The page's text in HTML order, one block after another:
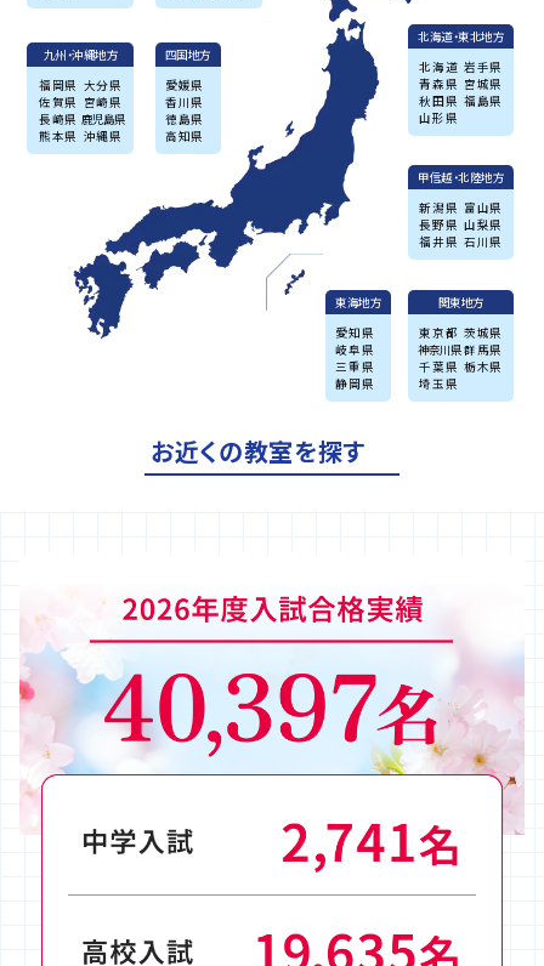
北海道・東北地方
北海道 岩手県
青森県 宮城県
秋田県 福島県
山形県
甲信越・北陸地方
新潟県 富山県
長野県 山梨県
福井県 石川県
関東地方
東京都 茨城県
神奈川県群馬県
千葉県 栃木県
埼玉県
東海地方
愛知県
岐阜県
三重県
静岡県
四国地方
愛媛県
香川県
徳島県
高知県
九州・沖縄地方
福岡県 大分県
佐賀県 宮崎県
長崎県 鹿児島県
熊本県 沖縄県
お近くの教室を探す